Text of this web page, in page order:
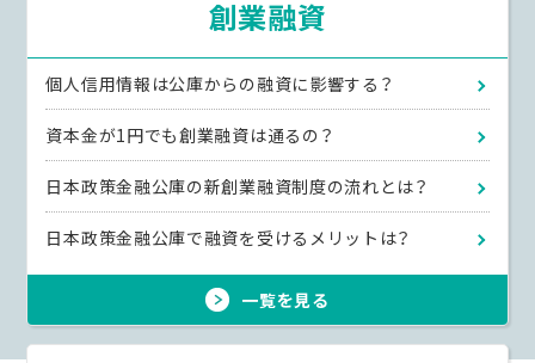
創業融資
個人信用情報は公庫からの融資に影響する？
資本金が1円でも創業融資は通るの？
日本政策金融公庫の新創業融資制度の流れとは？
日本政策金融公庫で融資を受けるメリットは？
一覧を見る